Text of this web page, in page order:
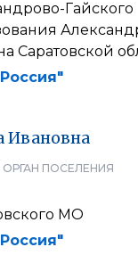
Гайского
Саратовской
Ивановна
ПОСЕЛЕНИЯ
МО